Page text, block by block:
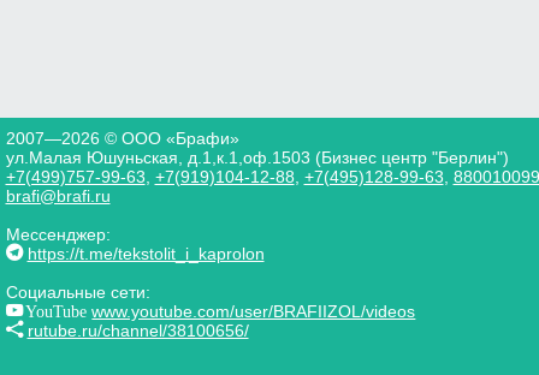
2007—2026 © ООО «Брафи»
ул.Малая Юшуньская, д.1,к.1,оф.1503 (Бизнес центр "Берлин")
+7(499)757-99-63 +7(919)104-12-88 +7(495)128-99-63
brafi@brafi.ru
Мессенджер:
https://t.me/tekstolit_i_kaprolon
Социальные сети:
YouTube www.youtube.com/user/BRAFIIZOL/videos
rutube.ru/channel/38100656/